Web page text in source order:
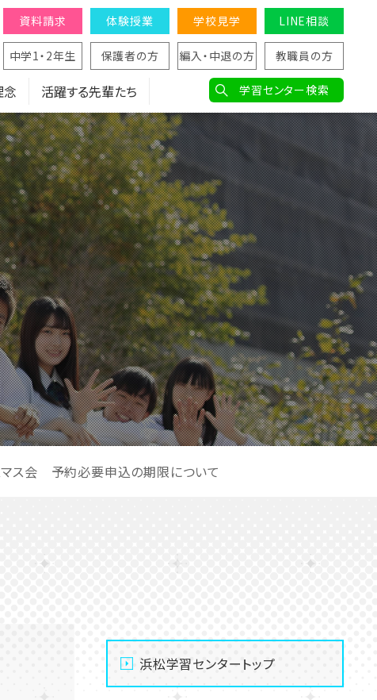
念 活躍する先輩たち
資料請求 体験授業 学校見学 LINE相談
中学1・2年生 保護者の方 編入・中退の方 教職員の方
学習センター検索
マス会 予約必要申込の期限について
浜松学習センタートップ